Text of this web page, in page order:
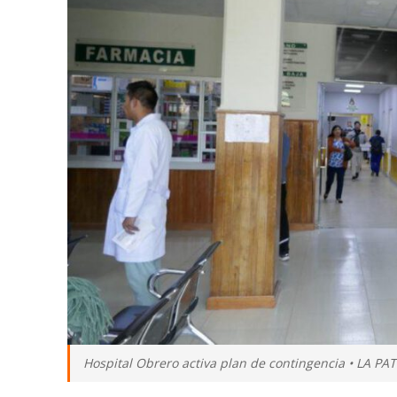
Hospital Obrero activa plan de contingencia • LA